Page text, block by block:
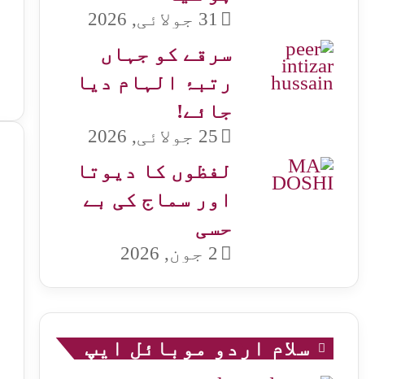
31 جولائی, 2026
سرقے کو جہاں
رتبۂ الہام دیا
جائے!
25 جولائی, 2026
لفظوں کا دیوتا
اور سماج کی بے
حسی
2 جون, 2026
سلام اردو موبائل ایپ